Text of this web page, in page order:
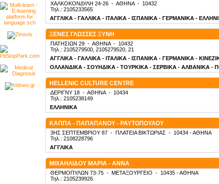
ΧΑΛΚΟΚΟΝΔΥΛΗ 24-26 - ΑΘΗΝΑ- 10432
Τηλ.: 2105233565
ΑΓΓΛΙΚΑ - ΓΑΛΛΙΚΑ - ΙΤΑΛΙΚΑ - ΙΣΠΑΝΙΚΑ - ΓΕΡΜΑΝΙΚΑ -
ΞΕΝΕΣ ΓΛΩΣΣΕΣ ΞΥΝΗ
ΠΑΤΗΣΙΩΝ 29 - ΑΘΗΝΑ- 10432
Τηλ.: 2105279500, 2105279520, 21
ΑΓΓΛΙΚΑ - ΓΑΛΛΙΚΑ - ΙΤΑΛΙΚΑ - ΙΣΠΑΝΙΚΑ - ΓΕΡΜΑΝΙΚΑ -
ΟΛΛΑΝΔΙΚΑ - ΣΟΥΗΔΙΚΑ - ΤΟΥΡΚΙΚΑ - ΣΕΡΒΙΚΑ - ΑΛΒΑΝΙΚΑ -
HELLENIC CULTURE CENTRE
ΔΕΡΙΓΝΥ 18 - ΑΘΗΝΑ- 10434
Τηλ.: 2105238149
ΕΛΛΗΝΙΚΑ
ΚΑΠΠΑ - ΠΑΠΑΠΑΝΟΥ - ΡΑΥΤΟΠΟΥΛΟΥ
3ΗΣ ΣΕΠΤΕΜΒΡΙΟΥ 87 - ΠΛΑΤΕΙΑ ΒΙΚΤΩΡΙΑΣ - 10434 - ΑΘΗΝΑ
Τηλ.: 2108228796
ΑΓΓΛΙΚΑ
ΜΙΧΑΗΛΙΔΟΥ ΜΑΡΙΑ - ΑΝΝΑ
ΘΕΡΜΟΠΥΛΩΝ 73-75 - ΜΕΤΑΞΟΥΡΓΕΙΟ - 10435 - ΑΘΗΝΑ
Τηλ.: 2105239926